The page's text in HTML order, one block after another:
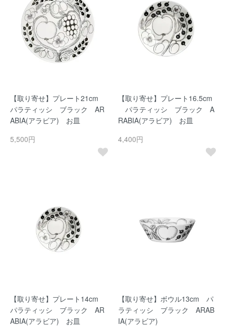
【取り寄せ】プレート21cm
パラティッシ ブラック AR
ABIA(アラビア) お皿
5,500円
【取り寄せ】プレート16.5cm
パラティッシ ブラック A
RABIA(アラビア) お皿
4,400円
【取り寄せ】プレート14cm
パラティッシ ブラック AR
ABIA(アラビア) お皿
【取り寄せ】ボウル13cm パ
ラティッシ ブラック ARAB
IA(アラビア)